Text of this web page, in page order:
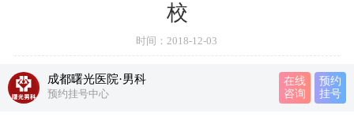
校
时间：2018-12-03
成都曙光医院·男科
预约挂号中心
在线
咨询
预约
挂号